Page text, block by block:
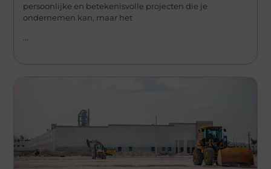
persoonlijke en betekenisvolle projecten die je
ondernemen kan, maar het
...